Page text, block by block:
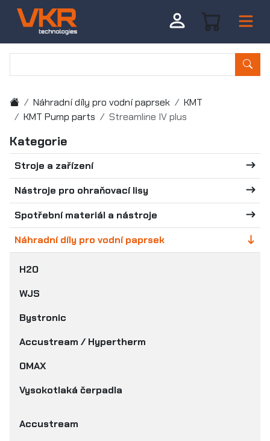
Náhradní díly pro vodní paprsek
KMT
KMT Pump parts
Streamline IV plus
Kategorie
Stroje a zařízení
Nástroje pro ohraňovací lisy
Spotřební materiál a nástroje
Náhradní díly pro vodní paprsek
H2O
WJS
Bystronic
Accustream / Hypertherm
OMAX
Vysokotlaká čerpadla
Accustream